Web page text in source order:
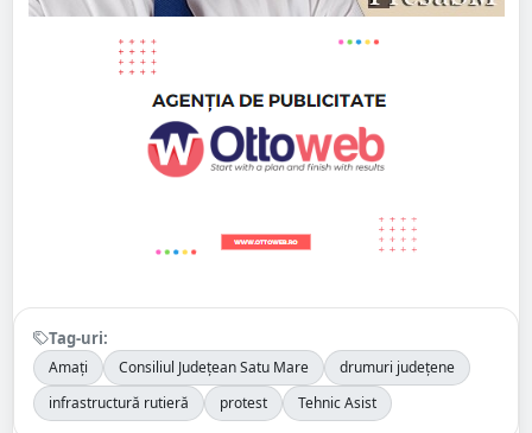
Tag-uri:
Amați Consiliul Județean Satu Mare
drumuri județene
infrastructură rutieră
protest Tehnic Asist